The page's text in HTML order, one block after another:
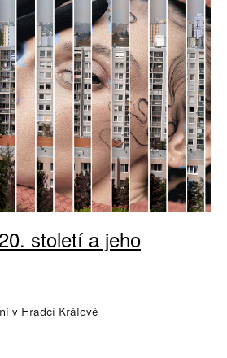
století a jeho
v Hradci Králové